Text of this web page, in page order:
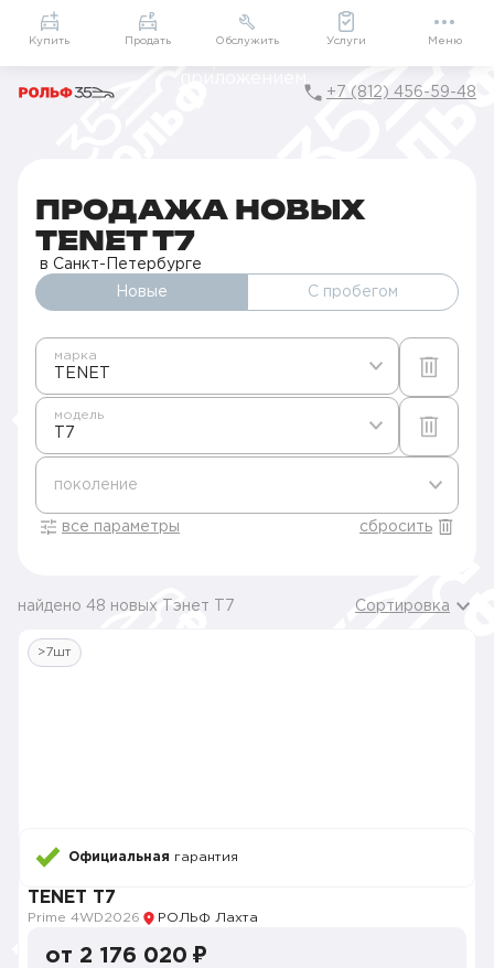
Приложение
Мой РОЛЬФ
Подарки внутри
+7 (812) 456-59-48
ПРОДАЖА НОВЫХ
TENET T7
в Санкт-Петербурге
Новые С пробегом
TENET
марка
T7
модель
поколение
все параметры сбросить
найдено 48 новых Тэнет T7 Сортировка
>7шт
Официальная гарантия
TENET T7
Prime 4WD2026 РОЛЬФ Лахта
от 2 176 020 ₽
Купить Продать Обслужить Услуги Меню